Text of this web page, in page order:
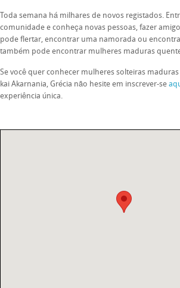
Toda semana há milhares de novos registados.
comunidade e conheça novas pessoas, fazer
pode flertar, encontrar uma namorada ou
também pode encontrar mulheres maduras
Se você quer conhecer mulheres solteiras
kai Akarnania, Grécia não hesite em inscrever-se
experiência única.